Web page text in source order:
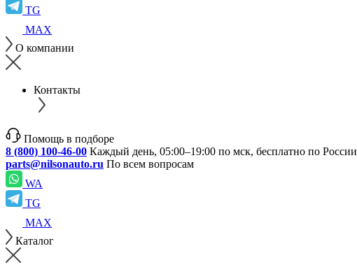
TG
MAX
О компании
Контакты
Помощь в подборе
8 (800) 100-46-00 Каждый день, 05:00–19:00 по мск, бесплатно по России
parts@nilsonauto.ru По всем вопросам
WA
TG
MAX
Каталог